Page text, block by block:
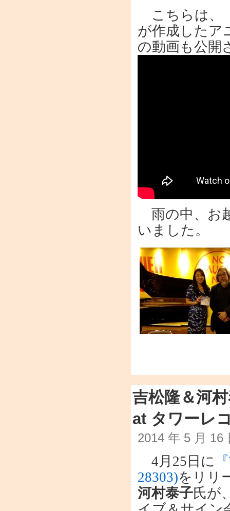
こちらは、
が作成したア
の動画も公開
雨の中、お
いました。
吉松隆＆河
at タワーレ
2014 年 5 月 16
4月25日に
28303)をリリ
河村泰子氏が